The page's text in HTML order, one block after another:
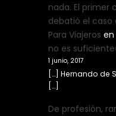
nada. El primer
debatió el caso
Para Viajeros en
no es
1 junio, 2017
[…] Hernando de
[…]
De profesión,